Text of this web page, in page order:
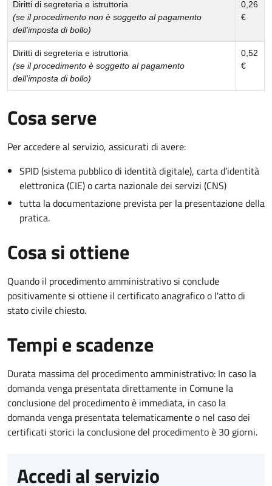
Diritti di segreteria e istruttoria
(se il procedimento non è soggetto al pagamento
dell'imposta di bollo)
0,26
€
Diritti di segreteria e istruttoria
(se il procedimento è soggetto al pagamento
dell'imposta di bollo)
0,52
€
Cosa serve
Per accedere al servizio, assicurati di avere:
SPID (sistema pubblico di identità digitale), carta d’identità
elettronica (CIE) o carta nazionale dei servizi (CNS)
tutta la documentazione prevista per la presentazione della
pratica.
Cosa si ottiene
Quando il procedimento amministrativo si conclude
positivamente si ottiene il certificato anagrafico o l'atto di
stato civile chiesto.
Tempi e scadenze
Durata massima del procedimento amministrativo: In caso la
domanda venga presentata direttamente in Comune la
conclusione del procedimento è immediata, in caso la
domanda venga presentata telematicamente o nel caso dei
certificati storici la conclusione del procedimento è 30 giorni.
Accedi al servizio